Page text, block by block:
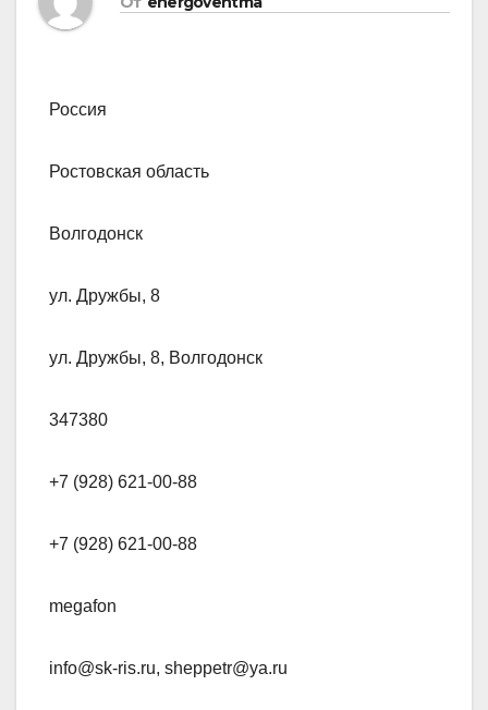
Россия
Ростовская область
Волгодонск
ул. Дружбы, 8
ул. Дружбы, 8, Волгодонск
347380
+7 (928) 621-00-88
+7 (928) 621-00-88
megafon
info@sk-ris.ru, sheppetr@ya.ru